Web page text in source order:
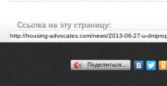
Ссылка на эту страницу:
Поделиться…